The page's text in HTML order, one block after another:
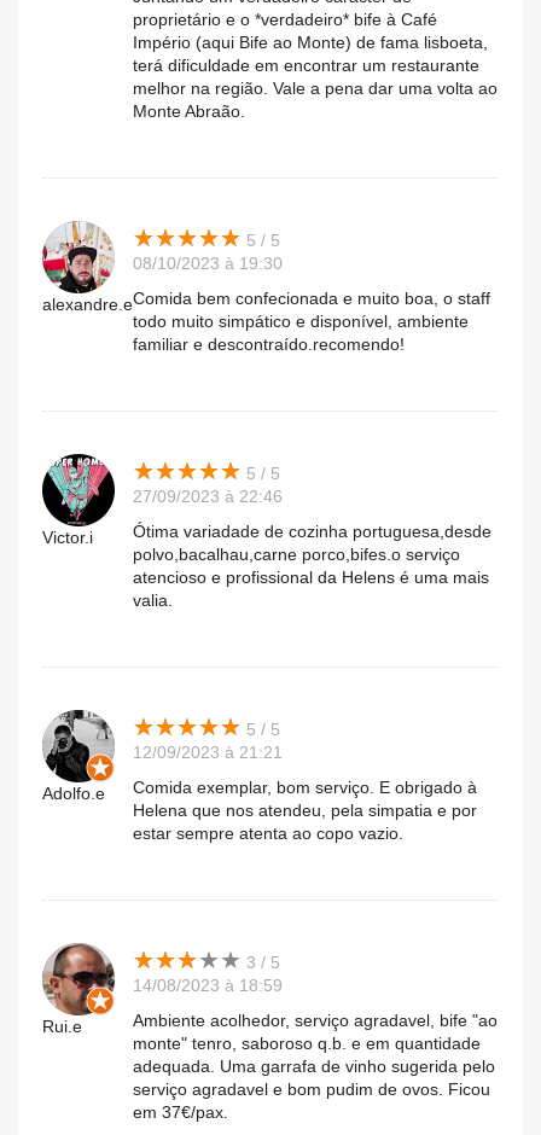
proprietário e o *verdadeiro* bife à Café
Império (aqui Bife ao Monte) de fama lisboeta,
terá dificuldade em encontrar um restaurante
melhor na região. Vale a pena dar uma volta ao
Monte Abraão.
alexandre.e
★★★★★
★★★★★ 5 / 5
08/10/2023 à 19:30
Comida bem confecionada e muito boa, o staff
todo muito simpático e disponível, ambiente
familiar e descontraído.recomendo!
Victor.i
★★★★★
★★★★★ 5 / 5
27/09/2023 à 22:46
Ótima variadade de cozinha portuguesa,desde
polvo,bacalhau,carne porco,bifes.o serviço
atencioso e profissional da Helens é uma mais
valia.
Adolfo.e
★★★★★
★★★★★ 5 / 5
12/09/2023 à 21:21
Comida exemplar, bom serviço. E obrigado à
Helena que nos atendeu, pela simpatia e por
estar sempre atenta ao copo vazio.
Rui.e
★★★★★
★★★★★ 3 / 5
14/08/2023 à 18:59
Ambiente acolhedor, serviço agradavel, bife "ao
monte" tenro, saboroso q.b. e em quantidade
adequada. Uma garrafa de vinho sugerida pelo
serviço agradavel e bom pudim de ovos. Ficou
em 37€/pax.